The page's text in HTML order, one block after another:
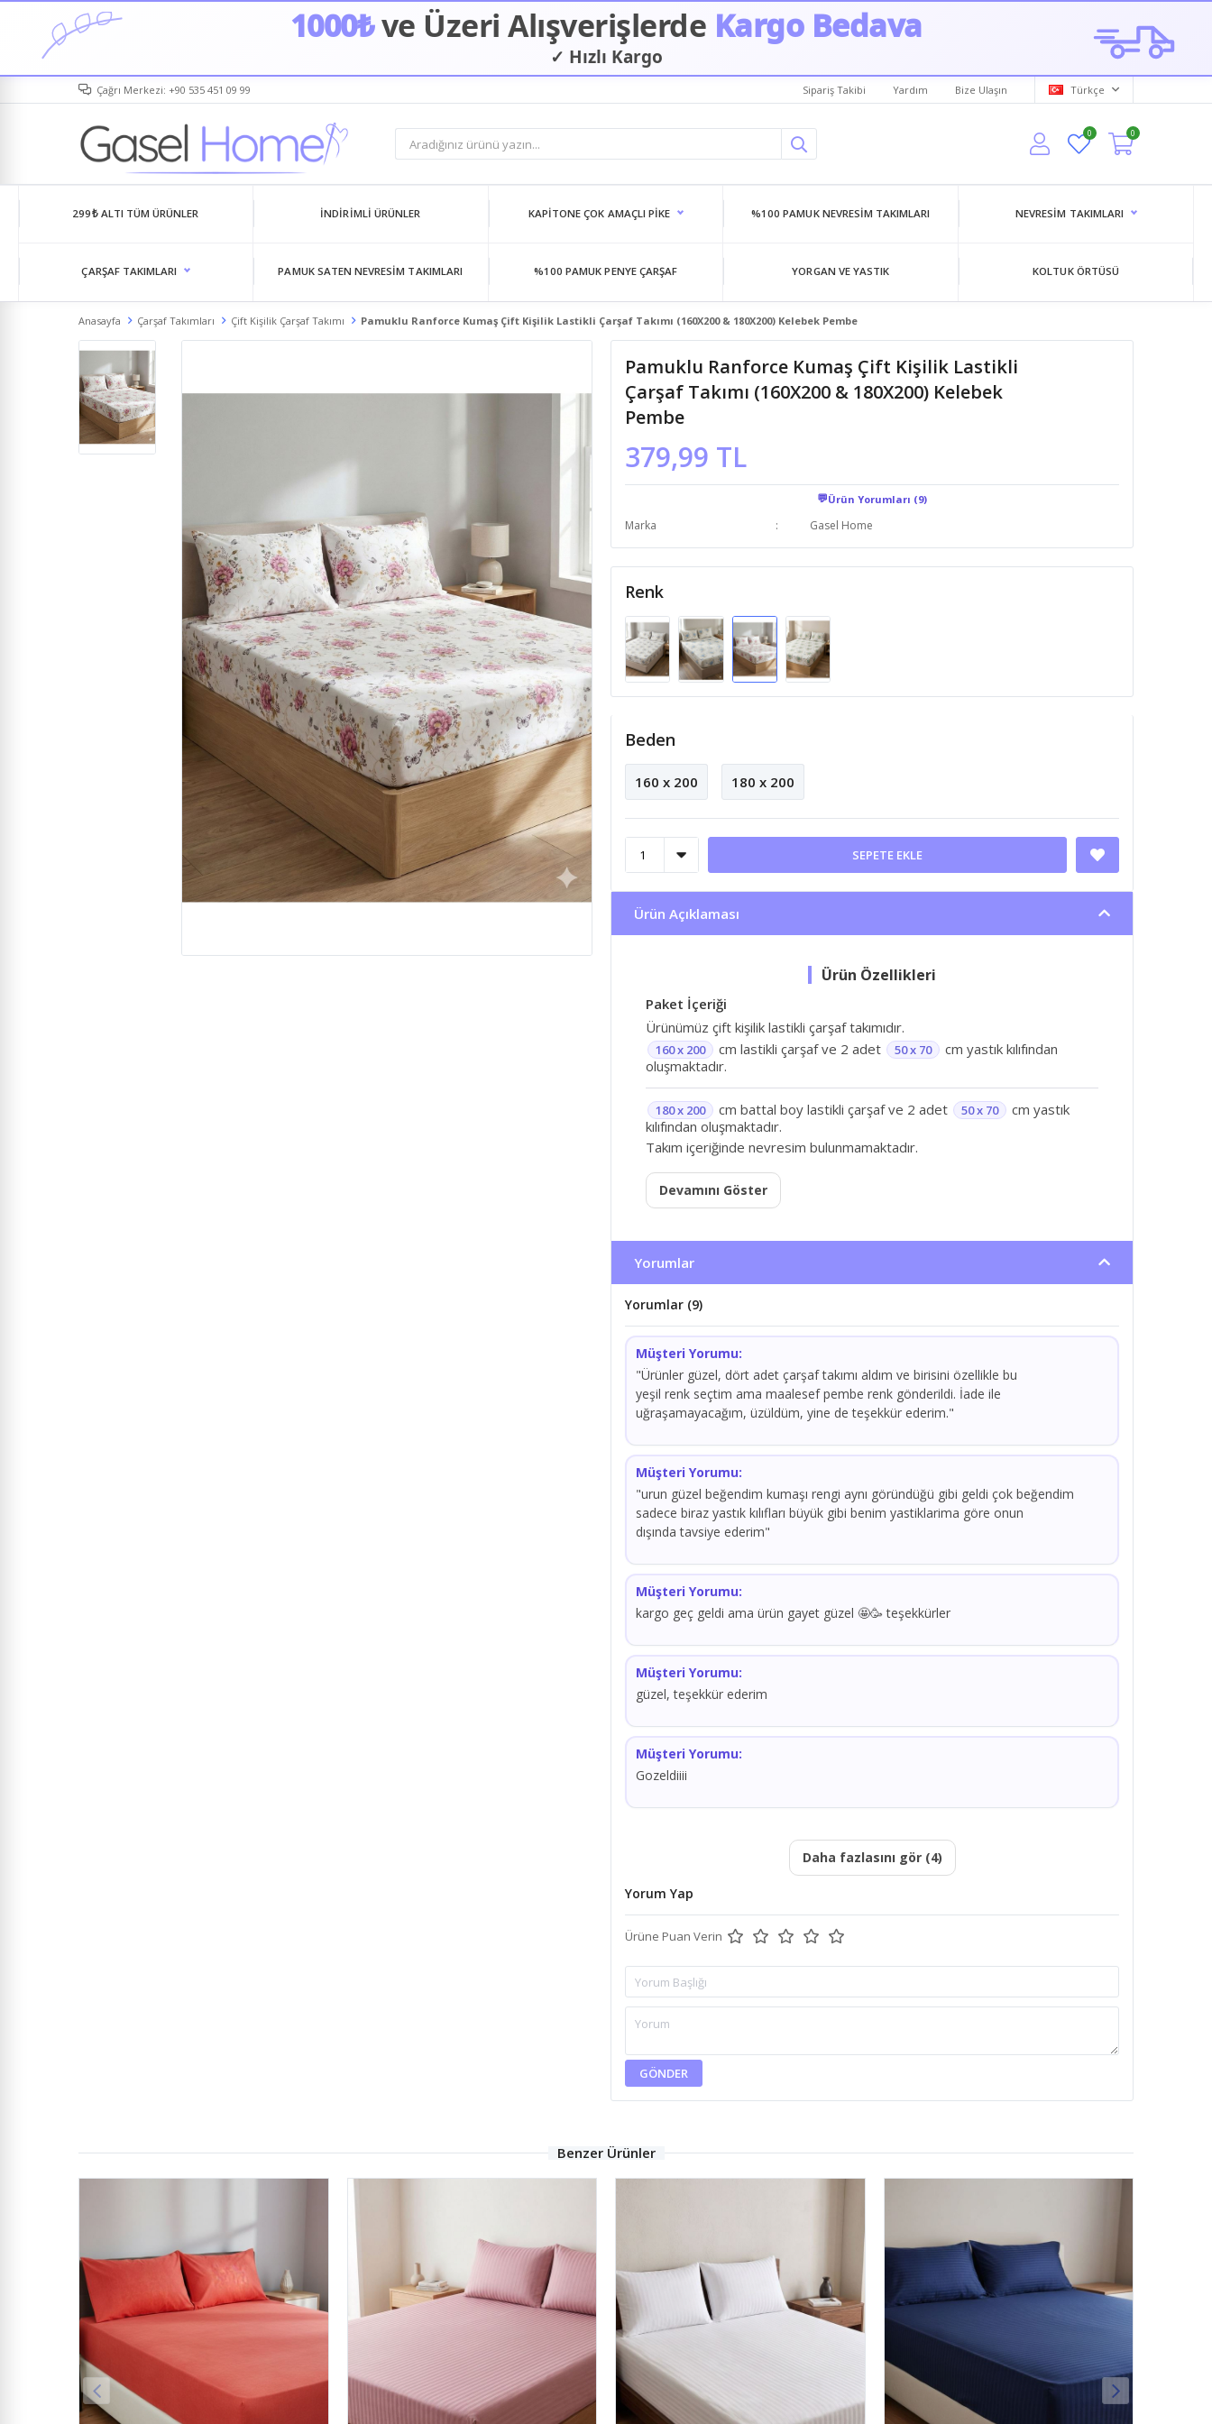
1000₺ve Üzeri Alışverişlerde Kargo Bedava
✓ Hızlı Kargo
Çağrı Merkezi: +90 535 451 09 99 Sipariş Takibi Yardım Bize Ulaşın Türkçe
0 0
299₺ ALTI TÜM ÜRÜNLER İNDIRIMLI ÜRÜNLER KAPITONE ÇOK AMAÇLI PIKE %100 PAMUK NEVRESIM TAKIMLARI NEVRESIM TAKIMLARI
ÇARŞAF TAKIMLARI PAMUK SATEN NEVRESIM TAKIMLARI %100 PAMUK PENYE ÇARŞAF YORGAN VE YASTIK KOLTUK ÖRTÜSÜ
Anasayfa Çarşaf Takımları Çift Kişilik Çarşaf Takımı Pamuklu Ranforce Kumaş Çift Kişilik Lastikli Çarşaf Takımı (160X200 & 180X200) Kelebek Pembe
Pamuklu Ranforce Kumaş Çift Kişilik Lastikli
Çarşaf Takımı (160X200 & 180X200) Kelebek
Pembe
379,99 TL
💬Ürün Yorumları (9)
Marka Gasel Home
Renk
Beden
160 x 200 180 x 200
SEPETE EKLE
Ürün Açıklaması
Paket İçeriği
Ürünümüz çift kişilik lastikli çarşaf takımıdır.
160 x 200 cm lastikli çarşaf ve 2 adet 50 x 70
cm yastık kılıfından
oluşmaktadır.
180 x 200 cm battal boy lastikli çarşaf ve 2 adet 50 x 70
cm yastık
kılıfından oluşmaktadır.
Takım içeriğinde nevresim bulunmamaktadır.
Devamını Göster
Yorumlar
Yorumlar (9)
Müşteri Yorumu:
"Ürünler güzel, dört adet çarşaf takımı aldım ve birisini özellikle bu
yeşil renk seçtim ama maalesef pembe renk gönderildi. İade ile
uğraşamayacağım, üzüldüm, yine de teşekkür ederim."
Müşteri Yorumu:
"urun güzel beğendim kumaşı rengi aynı göründüğü gibi geldi çok beğendim
sadece biraz yastık kılıfları büyük gibi benim yastiklarima göre onun
dışında tavsiye ederim"
Müşteri Yorumu:
kargo geç geldi ama ürün gayet güzel 🤩🥳 teşekkürler
Müşteri Yorumu:
güzel, teşekkür ederim
Müşteri Yorumu:
Gozeldiiii
Daha fazlasını gör (4)
Yorum Yap
Ürüne Puan Verin
GÖNDER
Benzer Ürünler